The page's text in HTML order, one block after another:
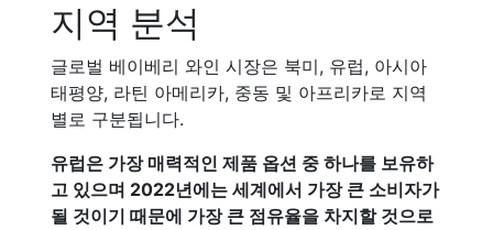
지역 분석
글로벌 베이베리 와인 시장은 북미, 유럽, 아시아
태평양, 라틴 아메리카, 중동 및 아프리카로 지역
별로 구분됩니다.
유럽은 가장 매력적인 제품 옵션 중 하나를 보유하
고 있으며 2022년에는 세계에서 가장 큰 소비자가
될 것이기 때문에 가장 큰 점유율을 차지할 것으로